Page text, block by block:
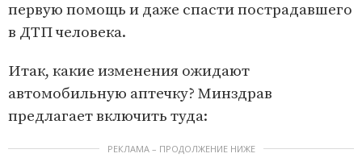
первую помощь и даже спасти пострадавшего
в ДТП человека.
Итак, какие изменения ожидают
автомобильную аптечку? Минздрав
предлагает включить туда:
РЕКЛАМА – ПРОДОЛЖЕНИЕ НИЖЕ